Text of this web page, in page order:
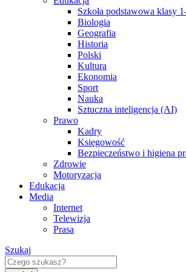
Szkoła podstawowa klasy
Biologia
Geografia
Historia
Polski
Kultura
Ekonomia
Sport
Nauka
Sztuczna inteligencja (AI)
Prawo
Kadry
Księgowość
Bezpieczeństwo i higiena
Zdrowie
Motoryzacja
Edukacja
Media
Internet
Telewizja
Prasa
Szukaj